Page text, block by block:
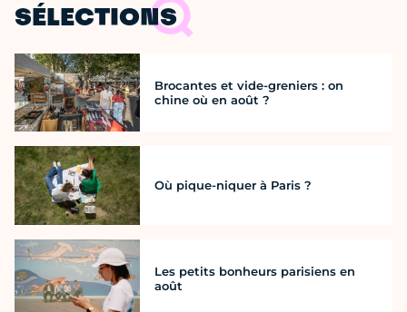
SÉLECTIONS
Brocantes et vide-greniers : on
chine où en août ?
Où pique-niquer à Paris ?
Les petits bonheurs parisiens en
août